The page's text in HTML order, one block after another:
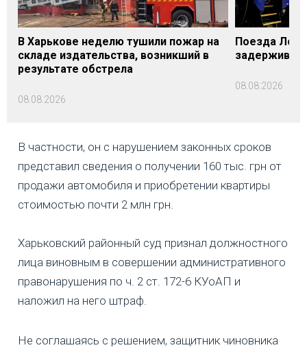
В Харькове неделю тушили пожар на
складе издательства, возникший в
результате обстрела
08.08.2026
Поезда
08.08.2026
В частности, он с нарушением законных сроков
представил сведения о получении 160 тыс. грн от
продажи автомобиля и приобретении квартиры
стоимостью почти 2 млн грн.
Харьковский районный суд признал должностного
лица виновным в совершении административного
правонарушения по ч. 2 ст. 172-6 КУоАП и
наложил на него штраф.
Не соглашаясь с решением, защитник чиновника